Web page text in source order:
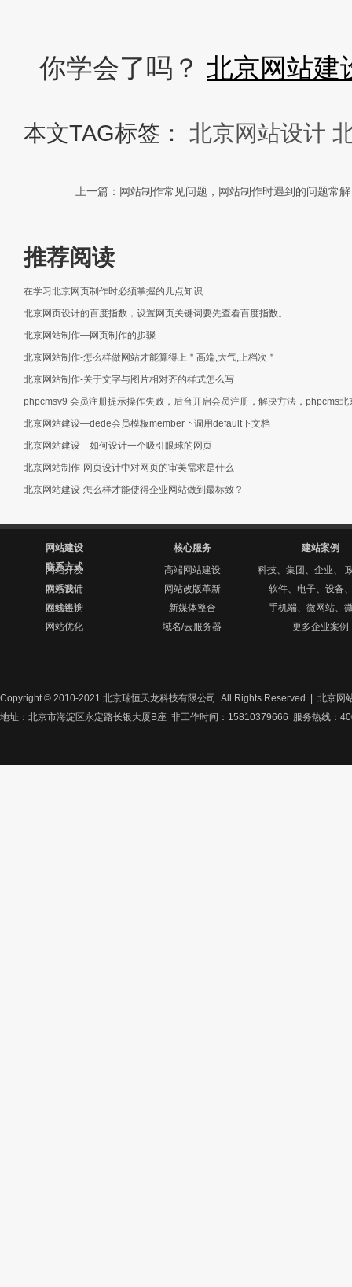
你学会了吗？ 北京网站建
本文TAG标签： 北京网站设计
上一篇：网站制作常见问题，网站制作时遇到的问题常
推荐阅读
在学习北京网页制作时必须掌握的几点知识
北京网页设计的百度指数，设置网页关键词要先查看百度指数。
北京网站制作—网页制作的步骤
北京网站制作-怎么样做网站才能算得上＂高端,大气,上档次＂
北京网站制作-关于文字与图片相对齐的样式怎么写
phpcmsv9 会员注册提示操作失败，后台开启会员注册，解决方法，phpcms北
北京网站建设—dede会员模板member下调用default下文档
北京网站建设—如何设计一个吸引眼球的网页
北京网站制作-网页设计中对网页的审美需求是什么
北京网站建设-怎么样才能使得企业网站做到最标致？
网站建设
网站开发
网站设计
网站维护
网站优化
核心服务
高端网站建设
网站改版革新
新媒体整合
域名/云服务器
建站案例
科技、集团、企业、
软件、电子、设备
手机端、微网站、
更多企业案例
联系方式
联系我们
在线咨询
Copyright © 2010-2021 北京瑞恒天龙科技有限公司 All Rights Reserved | 北京网
地址：北京市海淀区永定路长银大厦B座 非工作时间：15810379666 服务热线：